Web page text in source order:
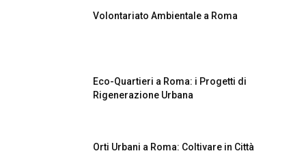
Volontariato Ambientale a Roma
Eco-Quartieri a Roma: i Progetti di
Rigenerazione Urbana
Orti Urbani a Roma: Coltivare in Città